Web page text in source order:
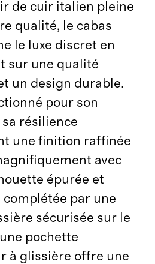
de cuir italien pleine
qualité, le cabas
le luxe discret en
sur une qualité
un design durable.
pour son
résilience
une finition raffinée
avec
épurée et
par une
sécurisée sur le
pochette
à glissière offre une